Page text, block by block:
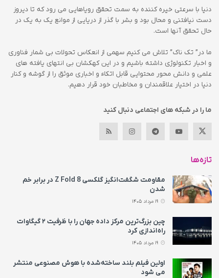
دنیا با سرعتی خیره کننده به سمت تحقق رویاهایی می رود که تا دیروز
دست نیافتنی و محال بود و بشر با گذر از دریایی از موانع یک به یک در
حال تحقق آنها است.
ما در” تک ناک” تلاش می کنیم سهمی از انعکاس تحولات بی شمار فناوری
و اخبار تکنولوژی داشته باشیم و در این کهکشان بی انتهای یافته های
علمی و دانش محور محتوایی قابل اتکاء و اخباری موثق را از گوشه و کنار
دنیا در اختیار علاقمندان و مخاطبان خود قرار دهیم.
ما را در شبکه های اجتماعی دنبال کنید
تازه‌ها
مقاومت شگفت‌انگیز گلکسی Z Fold 8 در برابر خم
شدن
چین بزرگ‌ترین مرکز داده جهان را با ظرفیت ۲ گیگاوات
راه‌اندازی کرد
اولین فیلم بلند ساخته‌شده با هوش مصنوعی منتشر
می‌ شود